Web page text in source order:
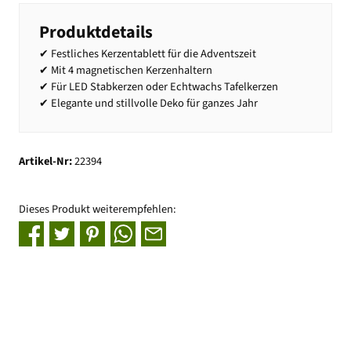
Produktdetails
✔ Festliches Kerzentablett für die Adventszeit
✔ Mit 4 magnetischen Kerzenhaltern
✔ Für LED Stabkerzen oder Echtwachs Tafelkerzen
✔ Elegante und stillvolle Deko für ganzes Jahr
Artikel-Nr:22394
Dieses Produkt weiterempfehlen: